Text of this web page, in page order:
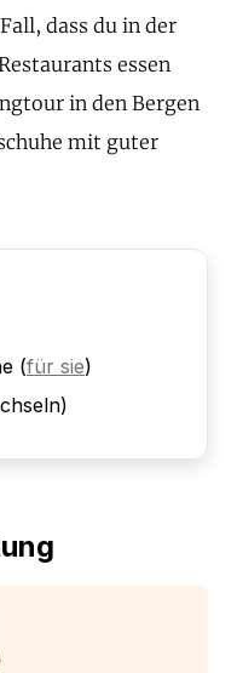
dass du in der
essen
in den Bergen
mit guter
(für sie)